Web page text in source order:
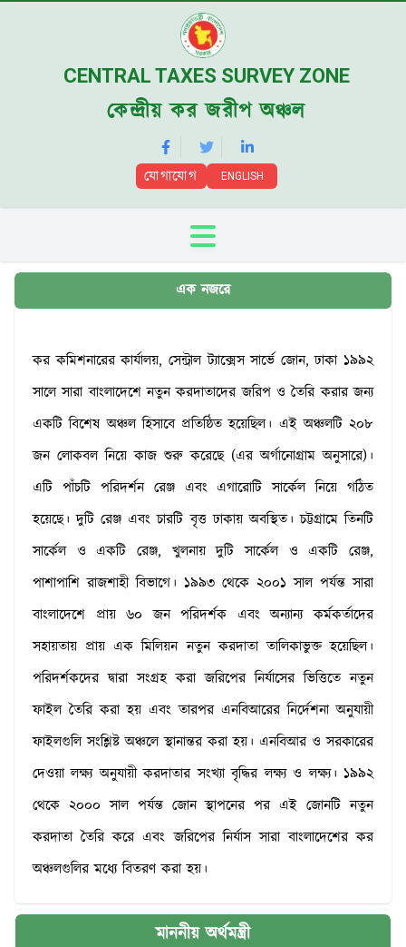
CENTRAL TAXES SURVEY ZONE
কেন্দ্রীয় কর জরীপ অঞ্চল
যোগাযোগ ENGLISH
এক নজরে
কর কমিশনারের কার্যালয়, সেন্ট্রাল ট্যাক্সেস সার্ভে জোন, ঢাকা ১৯৯২
সালে সারা বাংলাদেশে নতুন করদাতাদের জরিপ ও তৈরি করার জন্য
একটি বিশেষ অঞ্চল হিসাবে প্রতিষ্ঠিত হয়েছিল। এই অঞ্চলটি ২০৮
জন লোকবল নিয়ে কাজ শুরু করেছে (এর অর্গানোগ্রাম অনুসারে)।
এটি পাঁচটি পরিদর্শন রেঞ্জ এবং এগারোটি সার্কেল নিয়ে গঠিত
হয়েছে। দুটি রেঞ্জ এবং চারটি বৃত্ত ঢাকায় অবস্থিত। চট্টগ্রামে তিনটি
সার্কেল ও একটি রেঞ্জ, খুলনায় দুটি সার্কেল ও একটি রেঞ্জ,
পাশাপাশি রাজশাহী বিভাগে। ১৯৯৩ থেকে ২০০১ সাল পর্যন্ত সারা
বাংলাদেশে প্রায় ৬০ জন পরিদর্শক এবং অন্যান্য কর্মকর্তাদের
সহায়তায় প্রায় এক মিলিয়ন নতুন করদাতা তালিকাভুক্ত হয়েছিল।
পরিদর্শকদের দ্বারা সংগ্রহ করা জরিপের নির্যাসের ভিত্তিতে নতুন
ফাইল তৈরি করা হয় এবং তারপর এনবিআরের নির্দেশনা অনুযায়ী
ফাইলগুলি সংশ্লিষ্ট অঞ্চলে স্থানান্তর করা হয়। এনবিআর ও সরকারের
দেওয়া লক্ষ্য অনুযায়ী করদাতার সংখ্যা বৃদ্ধির লক্ষ্য ও লক্ষ্য। ১৯৯২
থেকে ২০০০ সাল পর্যন্ত জোন স্থাপনের পর এই জোনটি নতুন
করদাতা তৈরি করে এবং জরিপের নির্যাস সারা বাংলাদেশের কর
অঞ্চলগুলির মধ্যে বিতরণ করা হয়।
মাননীয় অর্থমন্ত্রী